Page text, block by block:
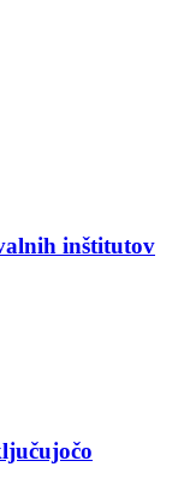
inštitutov